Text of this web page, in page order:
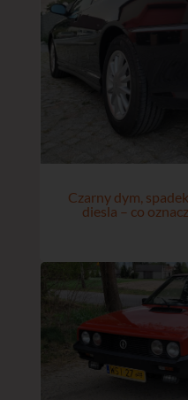
Czarny dym,
diesla – co